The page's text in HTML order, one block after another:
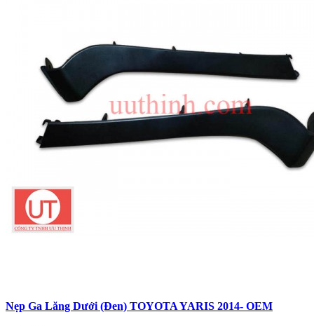
Nẹp Ga Lăng Dưới (Đen) TOYOTA YARIS 2014- OEM